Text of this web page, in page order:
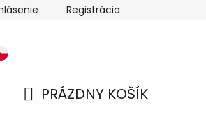
Registrácia
PRÁZDNY KOŠÍK